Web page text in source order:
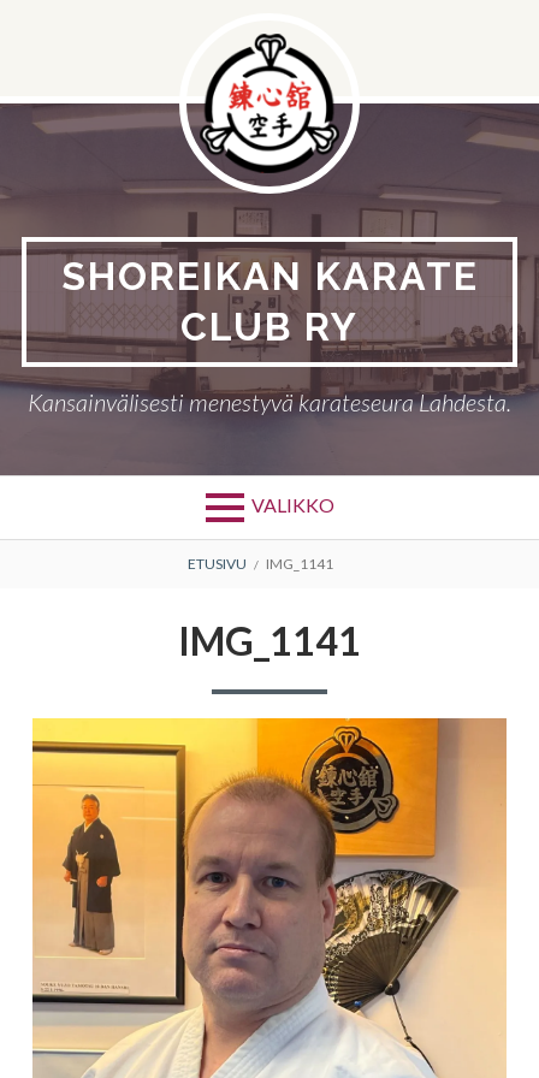
SHOREIKAN KARATE
CLUB RY
Kansainvälisesti menestyvä karateseura Lahdesta.
VALIKKO
MURUPOLKU
ETUSIVU IMG_1141
IMG_1141